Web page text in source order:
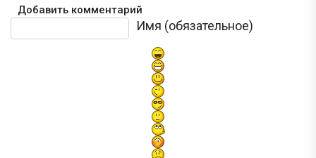
Добавить комментарий
Имя (обязательное)
Текст комментария